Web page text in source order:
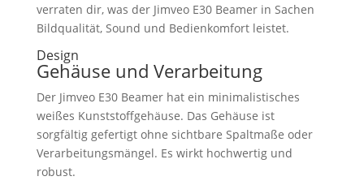
verraten dir, was der Jimveo E30 Beamer in Sachen
Bildqualität, Sound und Bedienkomfort leistet.
Design
Gehäuse und Verarbeitung
Der Jimveo E30 Beamer hat ein minimalistisches
weißes Kunststoffgehäuse. Das Gehäuse ist
sorgfältig gefertigt ohne sichtbare Spaltmaße oder
Verarbeitungsmängel. Es wirkt hochwertig und
robust.